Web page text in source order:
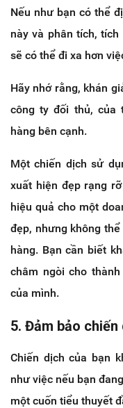
Nếu như bạn có thể
này và phân tích,
sẽ có thể đi xa hơn
Hãy nhớ rằng, khán
công ty đối thủ, của
hàng bên cạnh.
Một chiến dịch sử
xuất hiện đẹp rạng
hiệu quả cho một
đẹp, nhưng không
hàng. Bạn cần biết
châm ngòi cho
của mình.
5. Đảm bảo
Chiến dịch của bạn
như việc nếu bạn
một cuốn tiểu thuyết